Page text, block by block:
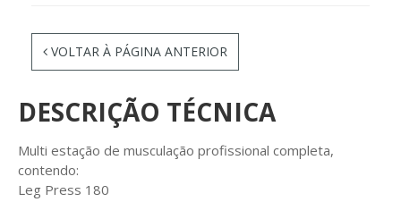
VOLTAR À PÁGINA ANTERIOR
DESCRIÇÃO TÉCNICA
Multi estação de musculação profissional completa,
contendo:
Leg Press 180